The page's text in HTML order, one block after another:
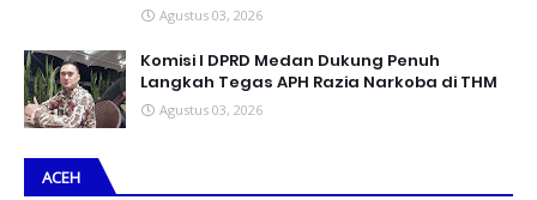
Agustus 03, 2026
Komisi I DPRD Medan Dukung Penuh
Langkah Tegas APH Razia Narkoba di THM
Agustus 03, 2026
ACEH